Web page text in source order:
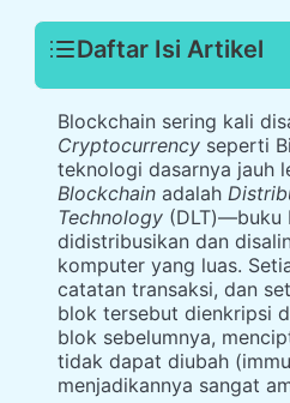
Daftar Isi Artikel
Blockchain sering kali
Cryptocurrency seperti
teknologi dasarnya jauh
Blockchain adalah
Technology (DLT)—buku
didistribusikan dan
komputer yang luas.
catatan transaksi, dan
blok tersebut dienkripsi
blok sebelumnya,
tidak dapat diubah
menjadikannya sangat